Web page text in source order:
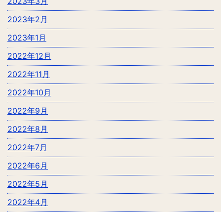
2023年2月
2023年1月
2022年12月
2022年11月
2022年10月
2022年9月
2022年8月
2022年7月
2022年6月
2022年5月
2022年4月